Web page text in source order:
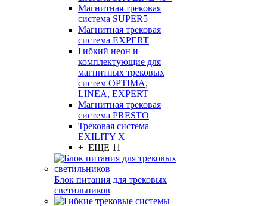
Магнитная трековая
система SUPER5
Магнитная трековая
система EXPERT
Гибкий неон и
комплектующие для
магнитных трековых
систем OPTIMA,
LINEA, EXPERT
Магнитная трековая
система PRESTO
Трековая система
EXILITY X
+ ЕЩЕ 11
Блок питания для трековых
светильников